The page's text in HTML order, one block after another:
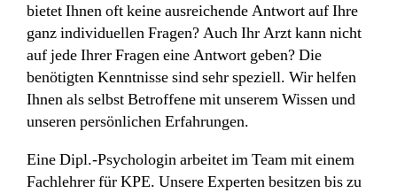
bietet Ihnen oft keine ausreichende Antwort auf Ihre
ganz individuellen Fragen? Auch Ihr Arzt kann nicht
auf jede Ihrer Fragen eine Antwort geben? Die
benötigten Kenntnisse sind sehr speziell. Wir helfen
Ihnen als selbst Betroffene mit unserem Wissen und
unseren persönlichen Erfahrungen.
Eine Dipl.-Psychologin arbeitet im Team mit einem
Fachlehrer für KPE. Unsere Experten besitzen bis zu